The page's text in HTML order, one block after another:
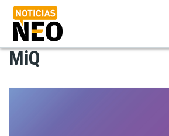
Pasar
contenido
principal
MiQ